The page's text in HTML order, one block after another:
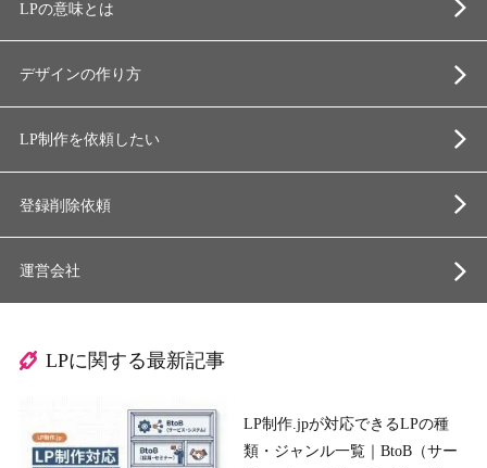
LPの意味とは
デザインの作り方
LP制作を依頼したい
登録削除依頼
運営会社
LPに関する最新記事
LP制作.jpが対応できるLPの種
類・ジャンル一覧｜BtoB（サー